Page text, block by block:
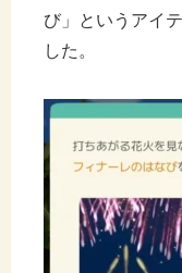
び」というアイ
した。